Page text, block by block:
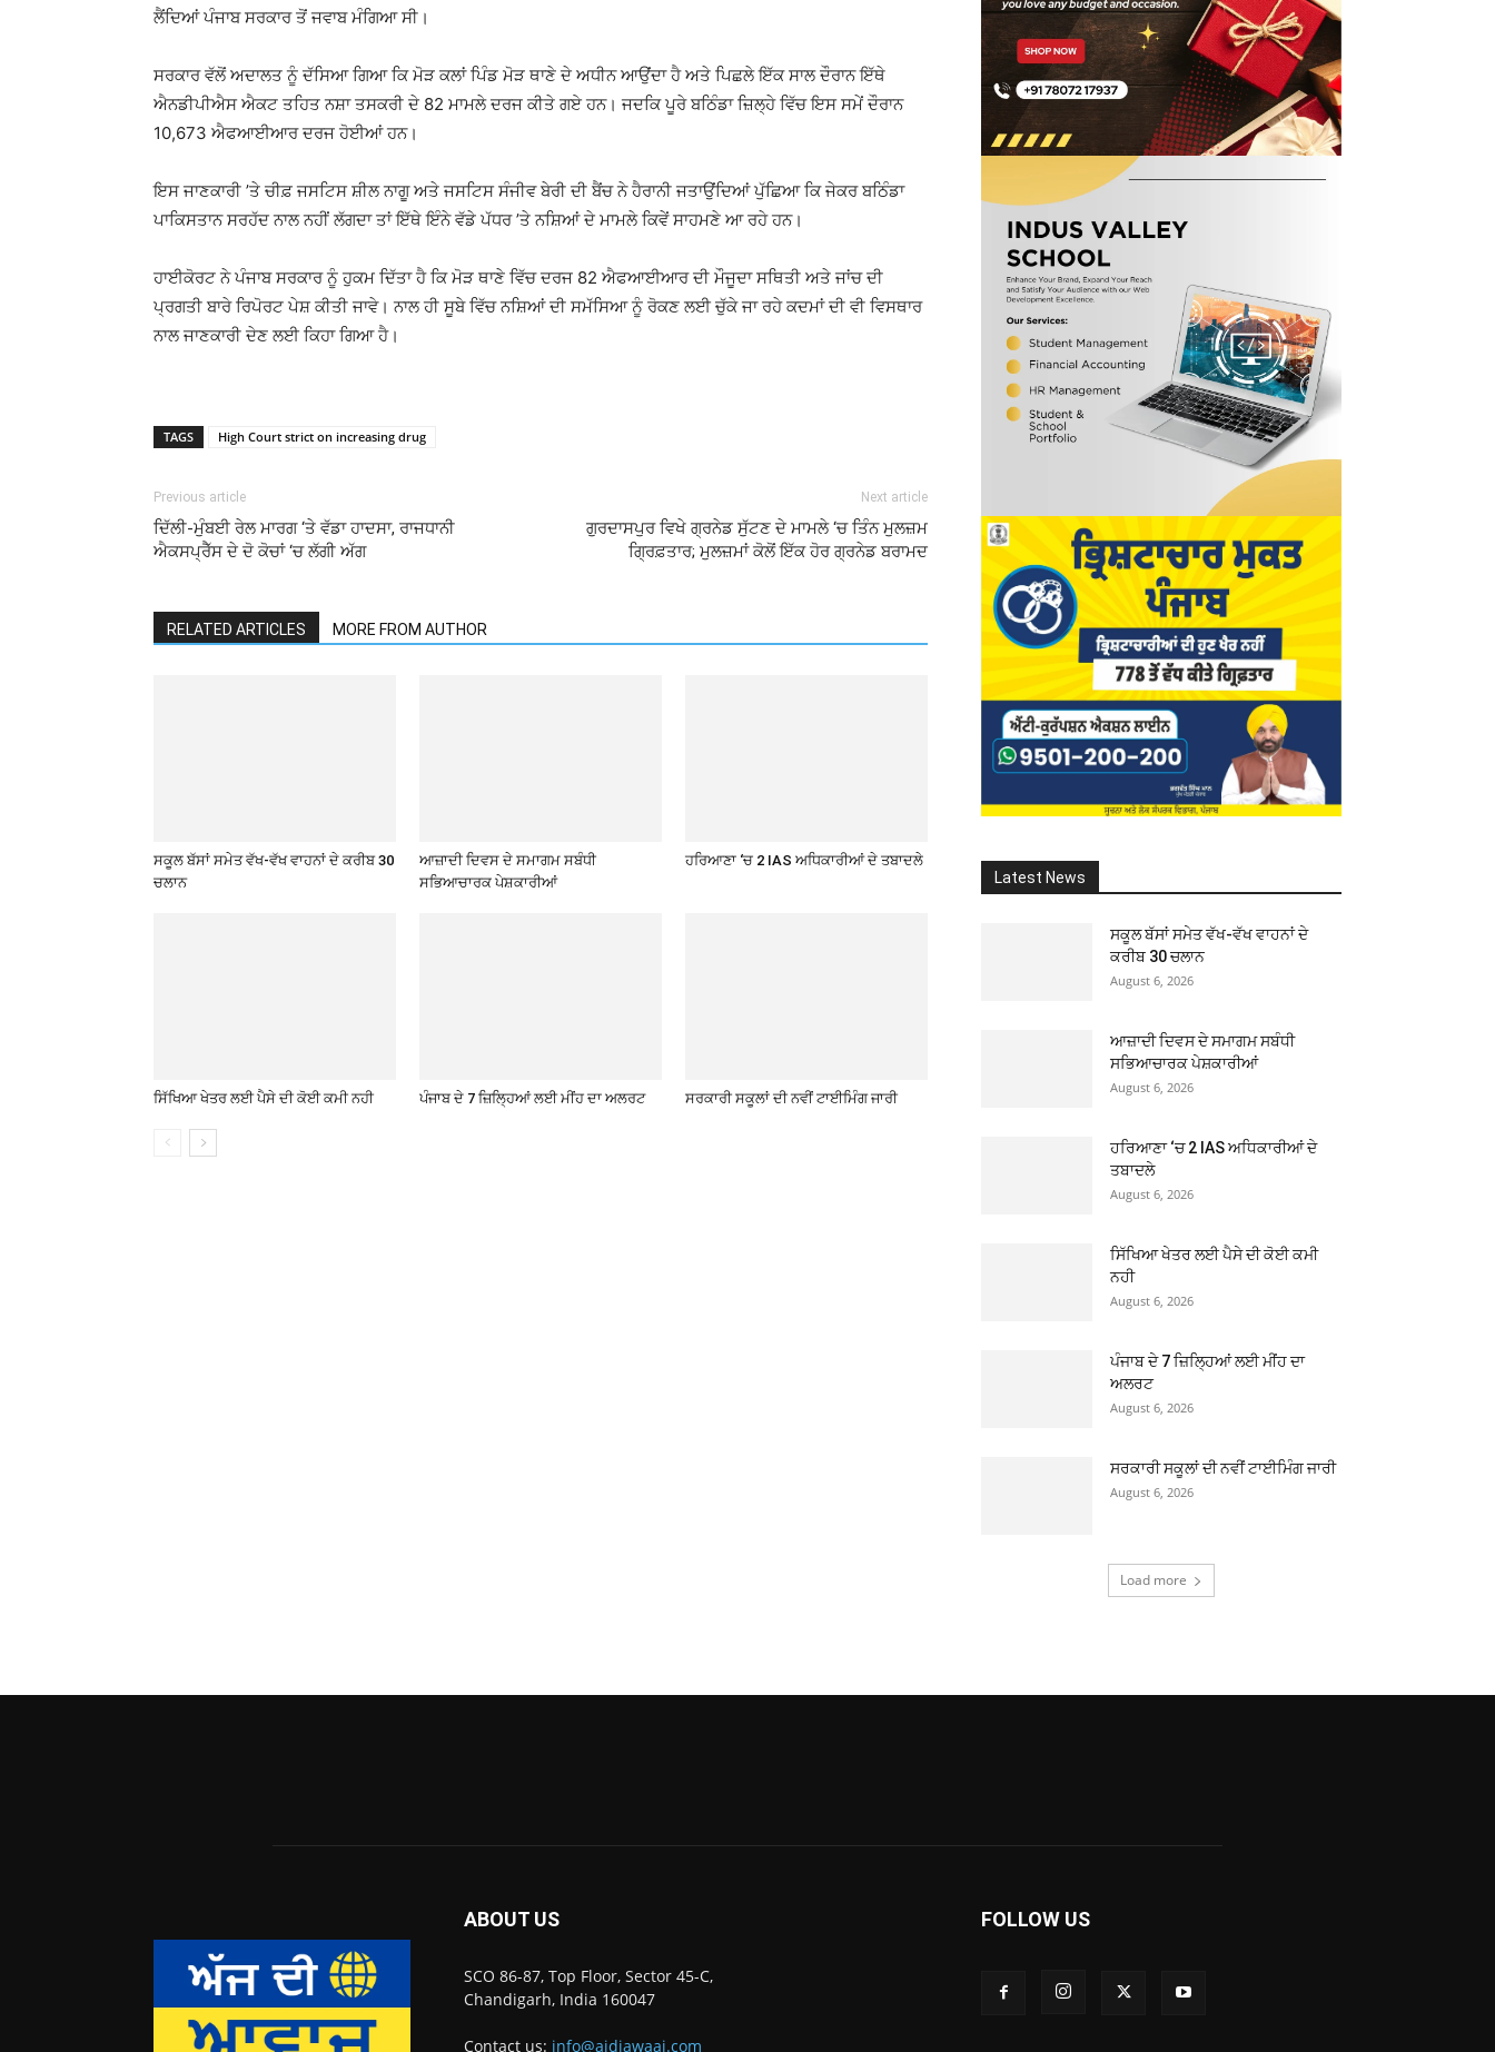
ਲੈਂਦਿਆਂ ਪੰਜਾਬ ਸਰਕਾਰ ਤੋਂ ਜਵਾਬ ਮੰਗਿਆ ਸੀ।
ਸਰਕਾਰ ਵੱਲੋਂ ਅਦਾਲਤ ਨੂੰ ਦੱਸਿਆ ਗਿਆ ਕਿ ਮੋੜ ਕਲਾਂ ਪਿੰਡ ਮੋੜ ਥਾਣੇ ਦੇ ਅਧੀਨ ਆਉਂਦਾ ਹੈ ਅਤੇ ਪਿਛਲੇ ਇੱਕ ਸਾਲ ਦੌਰਾਨ ਇੱਥੇ
ਐਨਡੀਪੀਐਸ ਐਕਟ ਤਹਿਤ ਨਸ਼ਾ ਤਸਕਰੀ ਦੇ 82 ਮਾਮਲੇ ਦਰਜ ਕੀਤੇ ਗਏ ਹਨ। ਜਦਕਿ ਪੂਰੇ ਬਠਿੰਡਾ ਜ਼ਿਲ੍ਹੇ ਵਿੱਚ ਇਸ ਸਮੇਂ ਦੌਰਾਨ
10,673 ਐਫਆਈਆਰ ਦਰਜ ਹੋਈਆਂ ਹਨ।
ਇਸ ਜਾਣਕਾਰੀ ’ਤੇ ਚੀਫ਼ ਜਸਟਿਸ ਸ਼ੀਲ ਨਾਗੂ ਅਤੇ ਜਸਟਿਸ ਸੰਜੀਵ ਬੇਰੀ ਦੀ ਬੈਂਚ ਨੇ ਹੈਰਾਨੀ ਜਤਾਉਂਦਿਆਂ ਪੁੱਛਿਆ ਕਿ ਜੇਕਰ ਬਠਿੰਡਾ
ਪਾਕਿਸਤਾਨ ਸਰਹੱਦ ਨਾਲ ਨਹੀਂ ਲੱਗਦਾ ਤਾਂ ਇੱਥੇ ਇੰਨੇ ਵੱਡੇ ਪੱਧਰ ’ਤੇ ਨਸ਼ਿਆਂ ਦੇ ਮਾਮਲੇ ਕਿਵੇਂ ਸਾਹਮਣੇ ਆ ਰਹੇ ਹਨ।
ਹਾਈਕੋਰਟ ਨੇ ਪੰਜਾਬ ਸਰਕਾਰ ਨੂੰ ਹੁਕਮ ਦਿੱਤਾ ਹੈ ਕਿ ਮੋੜ ਥਾਣੇ ਵਿੱਚ ਦਰਜ 82 ਐਫਆਈਆਰ ਦੀ ਮੌਜੂਦਾ ਸਥਿਤੀ ਅਤੇ ਜਾਂਚ ਦੀ
ਪ੍ਰਗਤੀ ਬਾਰੇ ਰਿਪੋਰਟ ਪੇਸ਼ ਕੀਤੀ ਜਾਵੇ। ਨਾਲ ਹੀ ਸੂਬੇ ਵਿੱਚ ਨਸ਼ਿਆਂ ਦੀ ਸਮੱਸਿਆ ਨੂੰ ਰੋਕਣ ਲਈ ਚੁੱਕੇ ਜਾ ਰਹੇ ਕਦਮਾਂ ਦੀ ਵੀ ਵਿਸਥਾਰ
ਨਾਲ ਜਾਣਕਾਰੀ ਦੇਣ ਲਈ ਕਿਹਾ ਗਿਆ ਹੈ।
TAGS High Court strict on increasing drug
Previous article
ਦਿੱਲੀ-ਮੁੰਬਈ ਰੇਲ ਮਾਰਗ ‘ਤੇ ਵੱਡਾ ਹਾਦਸਾ, ਰਾਜਧਾਨੀ
ਐਕਸਪ੍ਰੈੱਸ ਦੇ ਦੋ ਕੋਚਾਂ ‘ਚ ਲੱਗੀ ਅੱਗ
Next article
ਗੁਰਦਾਸਪੁਰ ਵਿਖੇ ਗ੍ਰਨੇਡ ਸੁੱਟਣ ਦੇ ਮਾਮਲੇ ‘ਚ ਤਿੰਨ ਮੁਲਜ਼ਮ
ਗ੍ਰਿਫ਼ਤਾਰ; ਮੁਲਜ਼ਮਾਂ ਕੋਲੋਂ ਇੱਕ ਹੋਰ ਗ੍ਰਨੇਡ ਬਰਾਮਦ
RELATED ARTICLES MORE FROM AUTHOR
ਸਕੂਲ ਬੱਸਾਂ ਸਮੇਤ ਵੱਖ-ਵੱਖ ਵਾਹਨਾਂ ਦੇ ਕਰੀਬ 30
ਚਲਾਨ
ਆਜ਼ਾਦੀ ਦਿਵਸ ਦੇ ਸਮਾਗਮ ਸਬੰਧੀ
ਸਭਿਆਚਾਰਕ ਪੇਸ਼ਕਾਰੀਆਂ
ਹਰਿਆਣਾ ‘ਚ 2 IAS ਅਧਿਕਾਰੀਆਂ ਦੇ ਤਬਾਦਲੇ
ਸਿੱਖਿਆ ਖੇਤਰ ਲਈ ਪੈਸੇ ਦੀ ਕੋਈ ਕਮੀ ਨਹੀ ਪੰਜਾਬ ਦੇ 7 ਜ਼ਿਲ੍ਹਿਆਂ ਲਈ ਮੀਂਹ ਦਾ ਅਲਰਟ ਸਰਕਾਰੀ ਸਕੂਲਾਂ ਦੀ ਨਵੀਂ ਟਾਈਮਿੰਗ ਜਾਰੀ
Latest News
ਸਕੂਲ ਬੱਸਾਂ ਸਮੇਤ ਵੱਖ-ਵੱਖ ਵਾਹਨਾਂ ਦੇ
ਕਰੀਬ 30 ਚਲਾਨ
August 6, 2026
ਆਜ਼ਾਦੀ ਦਿਵਸ ਦੇ ਸਮਾਗਮ ਸਬੰਧੀ
ਸਭਿਆਚਾਰਕ ਪੇਸ਼ਕਾਰੀਆਂ
August 6, 2026
ਹਰਿਆਣਾ ‘ਚ 2 IAS ਅਧਿਕਾਰੀਆਂ ਦੇ
ਤਬਾਦਲੇ
August 6, 2026
ਸਿੱਖਿਆ ਖੇਤਰ ਲਈ ਪੈਸੇ ਦੀ ਕੋਈ ਕਮੀ
ਨਹੀ
August 6, 2026
ਪੰਜਾਬ ਦੇ 7 ਜ਼ਿਲ੍ਹਿਆਂ ਲਈ ਮੀਂਹ ਦਾ
ਅਲਰਟ
August 6, 2026
ਸਰਕਾਰੀ ਸਕੂਲਾਂ ਦੀ ਨਵੀਂ ਟਾਈਮਿੰਗ ਜਾਰੀ
August 6, 2026
Load more
ABOUT US
SCO 86-87, Top Floor, Sector 45-C,
Chandigarh, India 160047
Contact us: info@ajdiawaaj.com
FOLLOW US